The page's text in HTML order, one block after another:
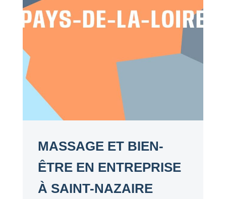
MASSAGE ET BIEN-
ÊTRE EN ENTREPRISE
À SAINT-NAZAIRE